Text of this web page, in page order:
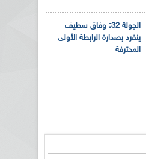
الجولة 32: وفاق سطيف
ينفرد بصدارة الرابطة الأولى
المحترفة